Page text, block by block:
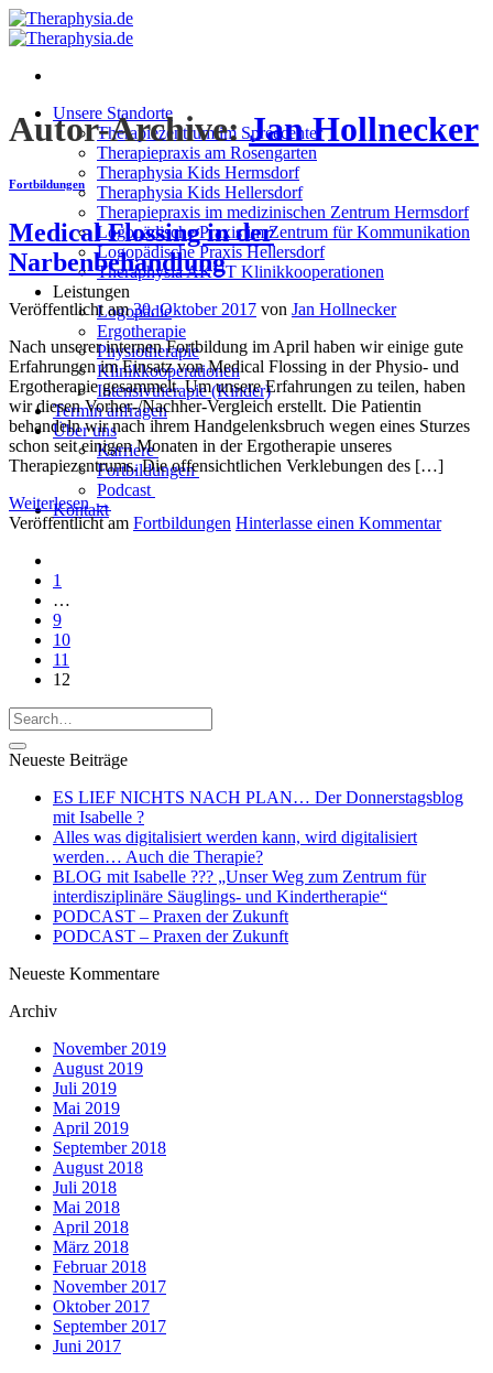
Zum
Inhalt
Unsere Standorte
Therapiezentrum im Spreecenter
Therapiepraxis am Rosengarten
Theraphysia Kids Hermsdorf
Theraphysia Kids Hellersdorf
Therapiepraxis im medizinischen Zentrum Hermsdorf
Logopädische Praxis im Zentrum für Kommunikation
Logopädische Praxis Hellersdorf
Theraphysia AKUT Klinikkooperationen
Leistungen
Logopädie
Ergotherapie
Physiotherapie
Klinikkooperationen
Intensivtherapie (Kinder)
Termin anfragen
Über uns
Karriere
Fortbildungen
Podcast
Kontakt
Autor-Archive:Jan Hollnecker
Fortbildungen
Medical Flossing in der
Narbenbehandlung
Veröffentlicht am30. Oktober 2017 von Jan Hollnecker
Nach unserer internen Fortbildung im April haben wir einige gute
Erfahrungen im Einsatz von Medical Flossing in der Physio- und
Ergotherapie gesammelt. Um unsere Erfahrungen zu teilen, haben
wir diesen Vorher-/Nachher-Vergleich erstellt. Die Patientin
behandeln wir nach ihrem Handgelenksbruch wegen eines Sturzes
schon seit einigen Monaten in der Ergotherapie unseres
Therapiezentrums. Die offensichtlichen Verklebungen des […]
Weiterlesen→
Veröffentlicht am Fortbildungen Hinterlasse einen Kommentar
1
…
9
10
11
12
Neueste Beiträge
ES LIEF NICHTS NACH PLAN… Der Donnerstagsblog
mit Isabelle ?
Alles was digitalisiert werden kann, wird digitalisiert
werden… Auch die Therapie?
BLOG mit Isabelle ??‍? „Unser Weg zum Zentrum für
interdisziplinäre Säuglings- und Kindertherapie“
PODCAST – Praxen der Zukunft
PODCAST – Praxen der Zukunft
Neueste Kommentare
Archiv
November 2019
August 2019
Juli 2019
Mai 2019
April 2019
September 2018
August 2018
Juli 2018
Mai 2018
April 2018
März 2018
Februar 2018
November 2017
Oktober 2017
September 2017
Juni 2017